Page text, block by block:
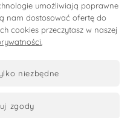
umożliwiają poprawne
nam dostosować ofertę do
cookies przeczytasz w naszej
niezbędne
zgody